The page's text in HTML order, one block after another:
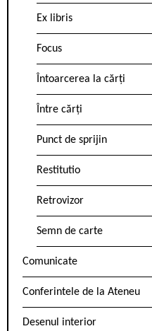
Ex libris
Focus
Întoarcerea la cărți
Între cărți
Punct de sprijin
Restitutio
Retrovizor
Semn de carte
Comunicate
Conferintele de la Ateneu
Desenul interior